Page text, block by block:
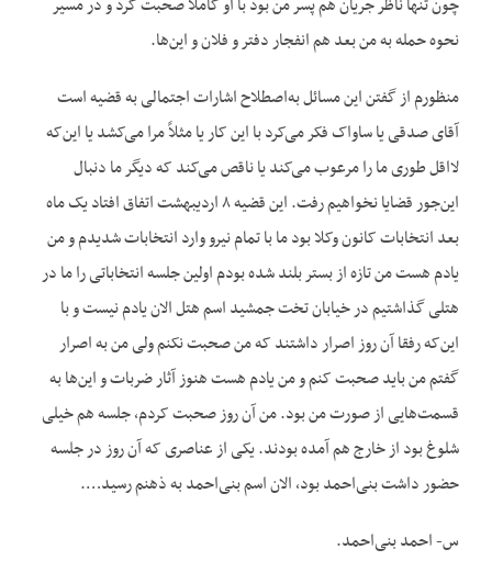
نحوه حمله به من بعد هم انفجار دفتر و فلان و این‌ها.
منظورم از گفتن این مسائل به‌اصطلاح اشارات اجتمالی به قضیه است
آقای صدقی یا ساواک فکر می‌کرد با این کار یا مثلاً مرا می‌کشد یا این‌که
لااقل طوری ما را مرعوب می‌کند یا ناقص می‌کند که دیگر ما دنبال
این‌جور قضایا نخواهیم رفت. این قضیه ۸ اردیبهشت اتفاق افتاد یک ماه
بعد انتخابات کانون وکلا بود ما با تمام نیرو وارد انتخابات شدیدم و من
یادم هست من تازه از بستر بلند شده بودم اولین جلسه انتخاباتی را ما در
هتلی گذاشتیم در خیابان تخت جمشید اسم هتل الان یادم نیست و با
این‌که رفقا آن روز اصرار داشتند که من صحبت نکنم ولی من به اصرار
گفتم من باید صحبت کنم و من یادم هست هنوز آثار ضربات و این‌ها به
قسمت‌هایی از صورت من بود. من آن روز صحبت کردم، جلسه هم خیلی
شلوغ بود از خارج هم آمده بودند. یکی از عناصری که آن روز در جلسه
حضور داشت بنی‌احمد بود، الان اسم بنی‌احمد به ذهنم رسید….
س- احمد بنی‌احمد.